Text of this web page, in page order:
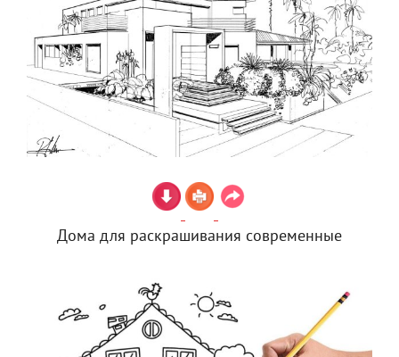
Дома для раскрашивания современные